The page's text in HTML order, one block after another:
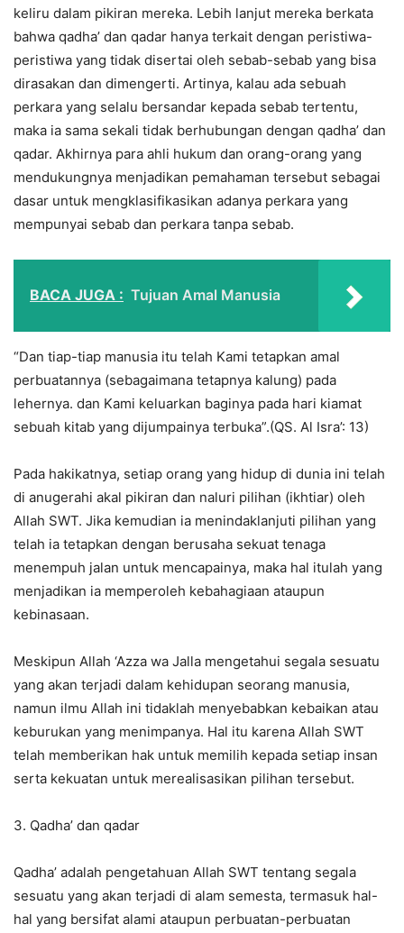
keliru dalam pikiran mereka. Lebih lanjut mereka berkata
bahwa qadha’ dan qadar hanya terkait dengan peristiwa-
peristiwa yang tidak disertai oleh sebab-sebab yang bisa
dirasakan dan dimengerti. Artinya, kalau ada sebuah
perkara yang selalu bersandar kepada sebab tertentu,
maka ia sama sekali tidak berhubungan dengan qadha’ dan
qadar. Akhirnya para ahli hukum dan orang-orang yang
mendukungnya menjadikan pemahaman tersebut sebagai
dasar untuk mengklasifikasikan adanya perkara yang
mempunyai sebab dan perkara tanpa sebab.
BACA JUGA : Tujuan Amal Manusia
“Dan tiap-tiap manusia itu telah Kami tetapkan amal
perbuatannya (sebagaimana tetapnya kalung) pada
lehernya. dan Kami keluarkan baginya pada hari kiamat
sebuah kitab yang dijumpainya terbuka”.(QS. Al Isra’: 13)
Pada hakikatnya, setiap orang yang hidup di dunia ini telah
di anugerahi akal pikiran dan naluri pilihan (ikhtiar) oleh
Allah SWT. Jika kemudian ia menindaklanjuti pilihan yang
telah ia tetapkan dengan berusaha sekuat tenaga
menempuh jalan untuk mencapainya, maka hal itulah yang
menjadikan ia memperoleh kebahagiaan ataupun
kebinasaan.
Meskipun Allah ‘Azza wa Jalla mengetahui segala sesuatu
yang akan terjadi dalam kehidupan seorang manusia,
namun ilmu Allah ini tidaklah menyebabkan kebaikan atau
keburukan yang menimpanya. Hal itu karena Allah SWT
telah memberikan hak untuk memilih kepada setiap insan
serta kekuatan untuk merealisasikan pilihan tersebut.
3. Qadha’ dan qadar
Qadha’ adalah pengetahuan Allah SWT tentang segala
sesuatu yang akan terjadi di alam semesta, termasuk hal-
hal yang bersifat alami ataupun perbuatan-perbuatan